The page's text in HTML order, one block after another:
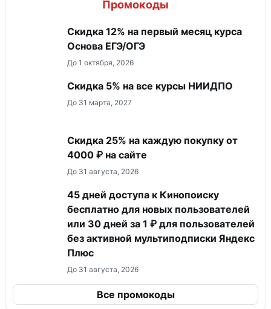
Промокоды
Скидка 12% на первый месяц курса
Основа ЕГЭ/ОГЭ
До 1 октября, 2026
Скидка 5% на все курсы НИИДПО
До 31 марта, 2027
Скидка 25% на каждую покупку от
4000 ₽ на сайте
До 31 августа, 2026
45 дней доступа к Кинопоиску
бесплатно для новых пользователей
или 30 дней за 1 ₽ для пользователей
без активной мультиподписки Яндекс
Плюс
До 31 августа, 2026
Все промокоды